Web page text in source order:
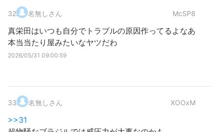
32. 名無しさん McSP8
真栄田はいつも自分でトラブルの原因作ってるよなあ
本当当たり屋みたいなヤツだわ
2026/05/31 09:00:59
33. 名無しさん XOOxM
>>31